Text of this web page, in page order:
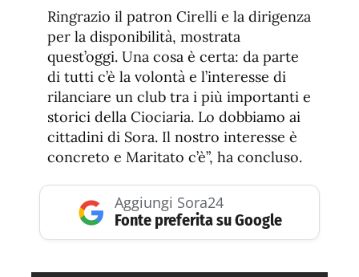
Ringrazio il patron Cirelli e la dirigenza
per la disponibilità, mostrata
quest’oggi. Una cosa è certa: da parte
di tutti c’è la volontà e l’interesse di
rilanciare un club tra i più importanti e
storici della Ciociaria. Lo dobbiamo ai
cittadini di Sora. Il nostro interesse è
concreto e Maritato c’è”, ha concluso.
Aggiungi Sora24
Fonte preferita su Google